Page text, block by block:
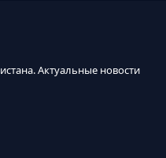
Актуальные новости